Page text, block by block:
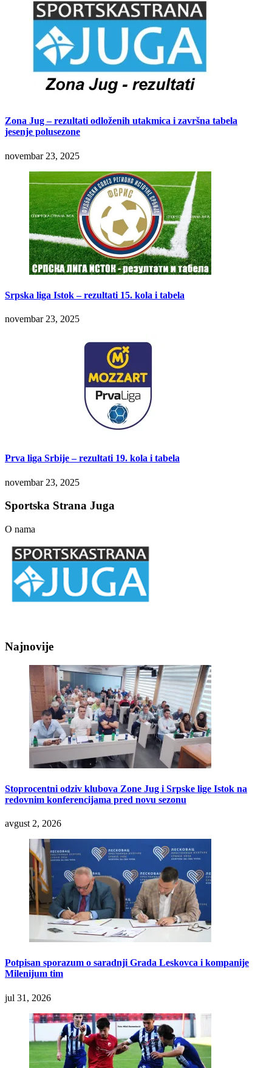
Zona Jug – rezultati odloženih utakmica i završna tabela
jesenje polusezone
novembar 23, 2025
Srpska liga Istok – rezultati 15. kola i tabela
novembar 23, 2025
Prva liga Srbije – rezultati 19. kola i tabela
novembar 23, 2025
Sportska Strana Juga
O nama
Najnovije
Stoprocentni odziv klubova Zone Jug i Srpske lige Istok na
redovnim konferencijama pred novu sezonu
avgust 2, 2026
Potpisan sporazum o saradnji Grada Leskovca i kompanije
Milenijum tim
jul 31, 2026